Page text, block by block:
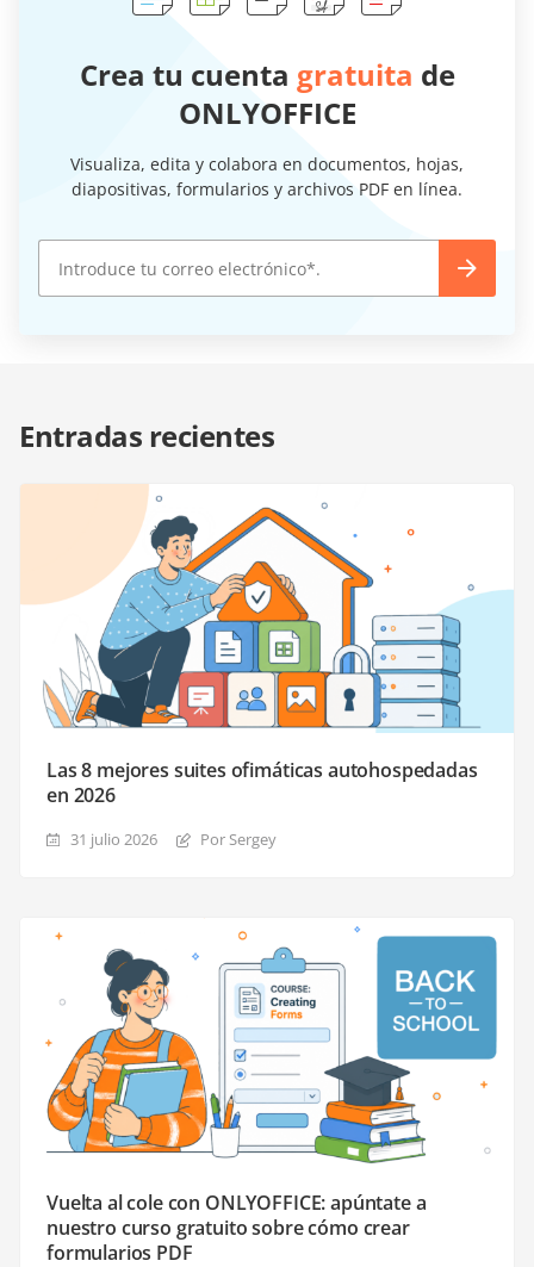
Crea tu cuenta gratuita de
ONLYOFFICE
Visualiza, edita y colabora en documentos, hojas,
diapositivas, formularios y archivos PDF en línea.
Entradas recientes
Las 8 mejores suites ofimáticas autohospedadas
en 2026
31 julio 2026 Por Sergey
Vuelta al cole con ONLYOFFICE: apúntate a
nuestro curso gratuito sobre cómo crear
formularios PDF